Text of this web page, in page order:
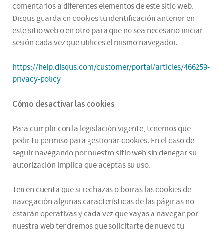
comentarios a diferentes elementos de este sitio web.
Disqus guarda en cookies tu identificación anterior en
este sitio web o en otro para que no sea necesario iniciar
sesión cada vez que utilices el mismo navegador.
https://help.disqus.com/customer/portal/articles/466259-
privacy-policy
Cómo desactivar las cookies
Para cumplir con la legislación vigente, tenemos que
pedir tu permiso para gestionar cookies. En el caso de
seguir navegando por nuestro sitio web sin denegar su
autorización implica que aceptas su uso.
Ten en cuenta que si rechazas o borras las cookies de
navegación algunas características de las páginas no
estarán operativas y cada vez que vayas a navegar por
nuestra web tendremos que solicitarte de nuevo tu